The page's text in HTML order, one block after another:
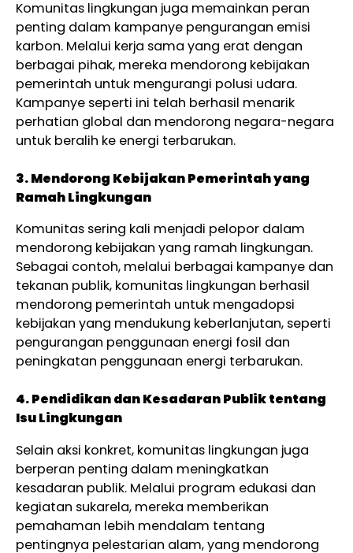
Komunitas lingkungan juga memainkan peran
penting dalam kampanye pengurangan emisi
karbon. Melalui kerja sama yang erat dengan
berbagai pihak, mereka mendorong kebijakan
pemerintah untuk mengurangi polusi udara.
Kampanye seperti ini telah berhasil menarik
perhatian global dan mendorong negara-negara
untuk beralih ke energi terbarukan.
3. Mendorong Kebijakan Pemerintah yang
Ramah Lingkungan
Komunitas sering kali menjadi pelopor dalam
mendorong kebijakan yang ramah lingkungan.
Sebagai contoh, melalui berbagai kampanye dan
tekanan publik, komunitas lingkungan berhasil
mendorong pemerintah untuk mengadopsi
kebijakan yang mendukung keberlanjutan, seperti
pengurangan penggunaan energi fosil dan
peningkatan penggunaan energi terbarukan.
4. Pendidikan dan Kesadaran Publik tentang
Isu Lingkungan
Selain aksi konkret, komunitas lingkungan juga
berperan penting dalam meningkatkan
kesadaran publik. Melalui program edukasi dan
kegiatan sukarela, mereka memberikan
pemahaman lebih mendalam tentang
pentingnya pelestarian alam, yang mendorong